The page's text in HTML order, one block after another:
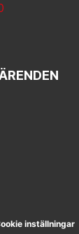
inställningar